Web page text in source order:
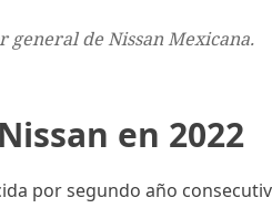
general de Nissan Mexicana.
en 2022
por segundo año